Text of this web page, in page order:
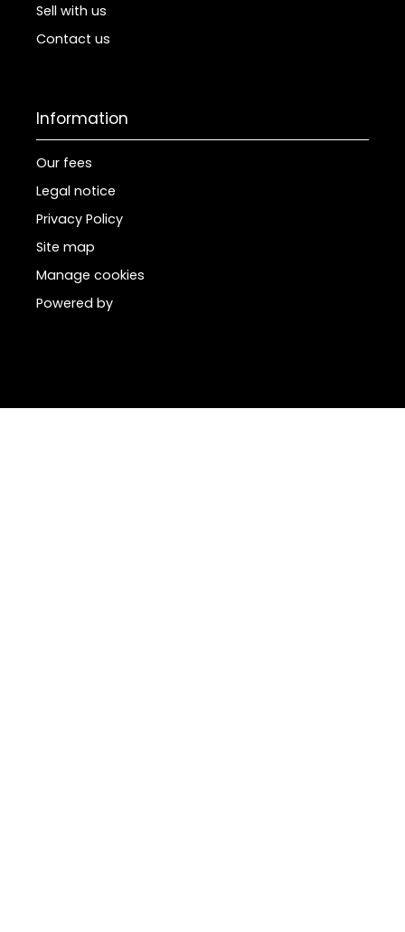
Sell with us
Contact us
Information
Our fees
Legal notice
Privacy Policy
Site map
Manage cookies
Powered by